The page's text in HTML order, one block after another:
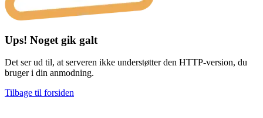
Ups! Noget gik galt
Det ser ud til, at serveren ikke understøtter den HTTP-version, du
bruger i din anmodning.
Tilbage til forsiden